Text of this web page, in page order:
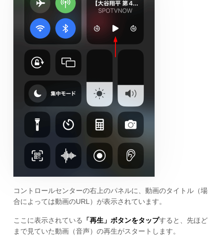
コントロールセンターの右上のパネルに、動画のタイトル（場
合によっては動画のURL）が表示されています。
ここに表示されている 「再生」ボタンをタップすると、先ほど
まで見ていた動画（音声）の再生がスタートします。